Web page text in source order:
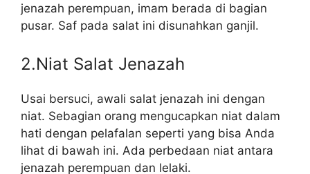
jenazah perempuan, imam berada di bagian
pusar. Saf pada salat ini disunahkan ganjil.
2.Niat Salat Jenazah
Usai bersuci, awali salat jenazah ini dengan
niat. Sebagian orang mengucapkan niat dalam
hati dengan pelafalan seperti yang bisa Anda
lihat di bawah ini. Ada perbedaan niat antara
jenazah perempuan dan lelaki.